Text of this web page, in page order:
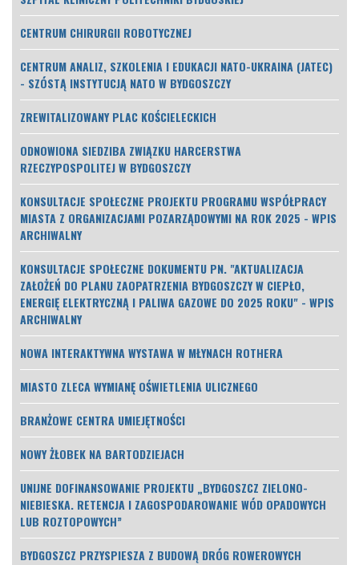
CENTRUM CHIRURGII ROBOTYCZNEJ
CENTRUM ANALIZ, SZKOLENIA I EDUKACJI NATO-UKRAINA (JATEC)
- SZÓSTĄ INSTYTUCJĄ NATO W BYDGOSZCZY
ZREWITALIZOWANY PLAC KOŚCIELECKICH
ODNOWIONA SIEDZIBA ZWIĄZKU HARCERSTWA
RZECZYPOSPOLITEJ W BYDGOSZCZY
KONSULTACJE SPOŁECZNE PROJEKTU PROGRAMU WSPÓŁPRACY
MIASTA Z ORGANIZACJAMI POZARZĄDOWYMI NA ROK 2025 - WPIS
ARCHIWALNY
KONSULTACJE SPOŁECZNE DOKUMENTU PN. "AKTUALIZACJA
ZAŁOŻEŃ DO PLANU ZAOPATRZENIA BYDGOSZCZY W CIEPŁO,
ENERGIĘ ELEKTRYCZNĄ I PALIWA GAZOWE DO 2025 ROKU" - WPIS
ARCHIWALNY
NOWA INTERAKTYWNA WYSTAWA W MŁYNACH ROTHERA
MIASTO ZLECA WYMIANĘ OŚWIETLENIA ULICZNEGO
BRANŻOWE CENTRA UMIEJĘTNOŚCI
NOWY ŻŁOBEK NA BARTODZIEJACH
UNIJNE DOFINANSOWANIE PROJEKTU „BYDGOSZCZ ZIELONO-
NIEBIESKA. RETENCJA I ZAGOSPODAROWANIE WÓD OPADOWYCH
LUB ROZTOPOWYCH”
BYDGOSZCZ PRZYSPIESZA Z BUDOWĄ DRÓG ROWEROWYCH